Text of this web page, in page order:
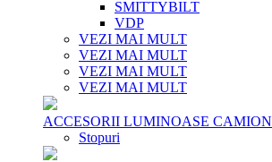
SMITTYBILT
VDP
VEZI MAI MULT
VEZI MAI MULT
VEZI MAI MULT
VEZI MAI MULT
ACCESORII LUMINOASE CAMION
Stopuri